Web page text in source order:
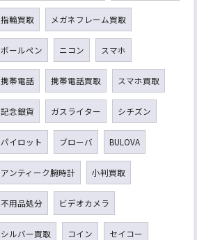
指輪買取 メガネフレーム買取
ボールペン ニコン スマホ
携帯電話 携帯電話買取 スマホ買取
記念銀貨 ガスライター シチズン
パイロット ブローバ BULOVA
アンティーク腕時計 小判買取
不用品処分 ビデオカメラ
シルバー買取 コイン セイコー